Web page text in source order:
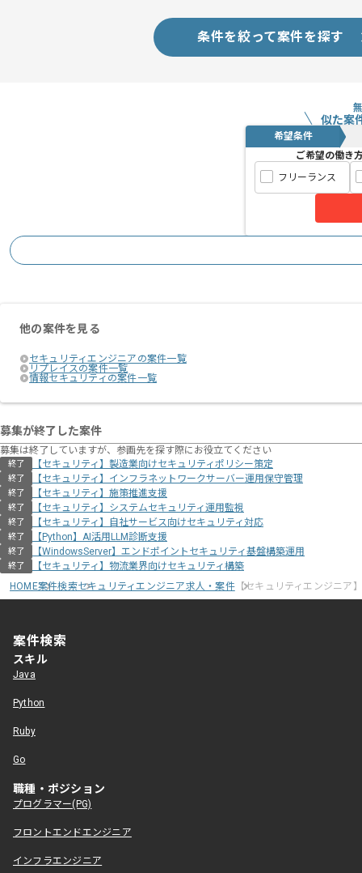
条件を絞って案件を探す
似た案
希望条件
ご希望の働き
フリーランス
他の案件を見る
セキュリティエンジニアの案件一覧
リプレイスの案件一覧
情報セキュリティの案件一覧
募集が終了した案件
募集は終了していますが、参画先を探す際にお役立てください
終了 【セキュリティ】製造業向けセキュリティポリシー策定
終了 【セキュリティ】インフラネットワークサーバー運用保守管理
終了 【セキュリティ】施策推進支援
終了 【セキュリティ】システムセキュリティ運用監視
終了 【セキュリティ】自社サービス向けセキュリティ対応
終了 【Python】AI活用LLM診断支援
終了 【WindowsServer】エンドポイントセキュリティ基盤構築運用
終了
【セキュリティ】物流業界向けセキュリティ構築
HOME案件検索セキュリティエンジニア求人・案件【セキュリティエンジニア
案件検索
スキル
Java
Python
Ruby
Go
職種・ポジション
プログラマー(PG)
フロントエンドエンジニア
インフラエンジニア